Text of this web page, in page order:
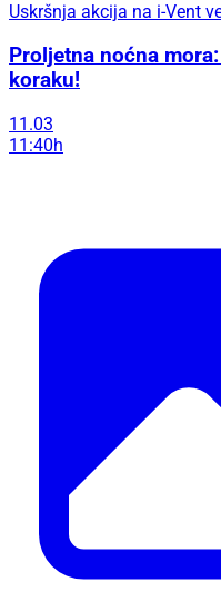
Uskršnja akcija na i-Vent
Proljetna noćna
koraku!
11.03
11:40h